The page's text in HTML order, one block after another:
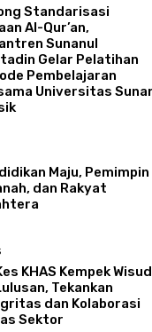
Standarisasi
Al-Qur’an,
Sunanul
Gelar Pelatihan
Pembelajaran
Universitas
Maju, Pemimpin
dan Rakyat
KHAS Kempek
Tekankan
dan Kolaborasi
Sektor